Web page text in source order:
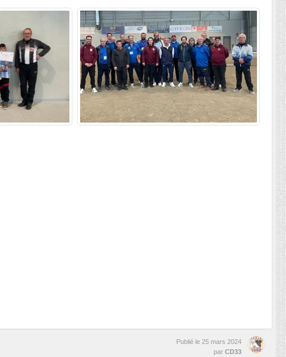
Publié le 25 mars 2024
par CD33